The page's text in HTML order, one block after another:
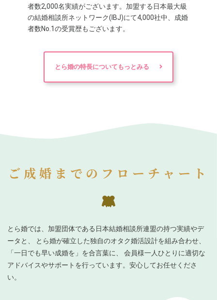
者数2,000名実績がございます。加盟する日本最大級
の結婚相談所ネットワーク(IBJ)にて4,000社中、成婚
者数No.1の受賞歴もございます。
とら婚の特長についてもっとみる
ご成婚までのフローチャート
とら婚では、加盟団体である日本結婚相談所連盟の持つ実績やデ
ータと、 とら婚が確立した独自のオタク婚活設計を組み合わせ、
「一日でも早い成婚を」を合言葉に、 会員様一人ひとりに適切な
アドバイスやサポートを行っています。安心してお任せくださ
い。